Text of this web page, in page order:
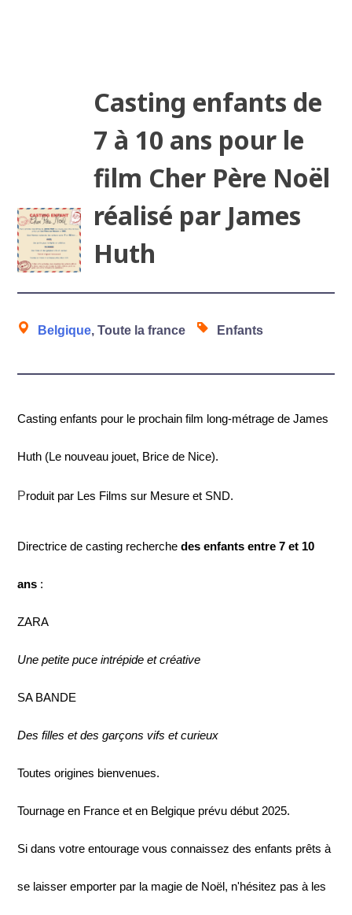
Casting enfants de
7 à 10 ans pour le
film Cher Père Noël
réalisé par James
Huth
Belgique, Toute la france Enfants
Casting enfants pour le prochain film long-métrage de James
Huth (Le nouveau jouet, Brice de Nice).
Produit par Les Films sur Mesure et SND.
Directrice de casting recherche des enfants entre 7 et 10
ans :
ZARA
Une petite puce intrépide et créative
SA BANDE
Des filles et des garçons vifs et curieux
Toutes origines bienvenues.
Tournage en France et en Belgique prévu début 2025.
Si dans votre entourage vous connaissez des enfants prêts à
se laisser emporter par la magie de Noël, n'hésitez pas à les